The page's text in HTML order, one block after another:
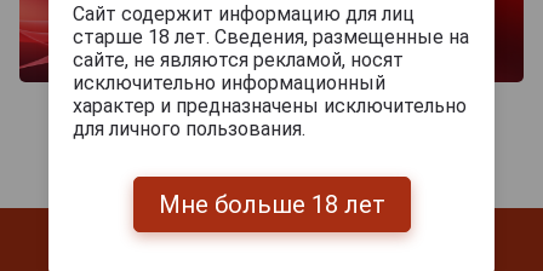
Сайт содержит информацию для лиц
старше 18 лет. Сведения, размещенные на
сайте, не являются рекламой, носят
исключительно информационный
характер и предназначены исключительно
для личного пользования.
Мне больше 18 лет